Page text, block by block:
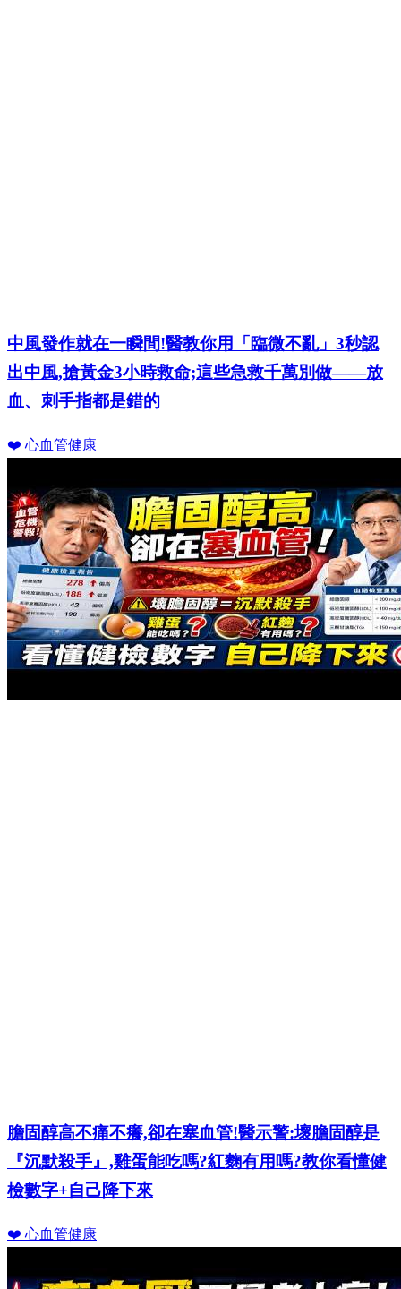
中風發作就在一瞬間!醫教你用「臨微不亂」3秒認
出中風,搶黃金3小時救命;這些急救千萬別做——放
血、刺手指都是錯的
❤️ 心血管健康
膽固醇高不痛不癢,卻在塞血管!醫示警:壞膽固醇是
『沉默殺手』,雞蛋能吃嗎?紅麴有用嗎?教你看懂健
檢數字+自己降下來
❤️ 心血管健康